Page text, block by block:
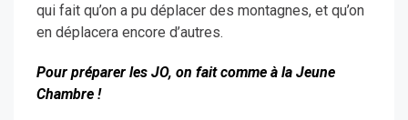
qui fait qu’on a pu déplacer des montagnes, et qu’on
en déplacera encore d’autres.
Pour préparer les JO, on fait comme à la Jeune
Chambre !